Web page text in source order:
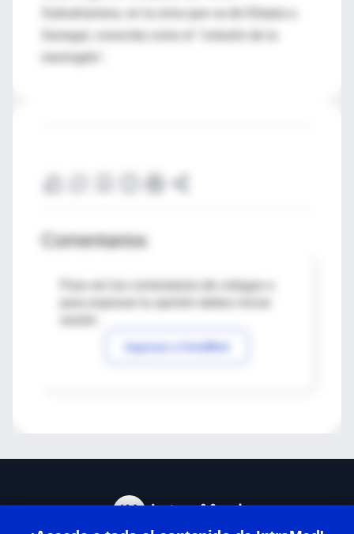
Senegal, conocida como el "cinturón de la
meningitis".
Comentarios
Para ver los comentarios de colegas o
Ingresar a IntraMed